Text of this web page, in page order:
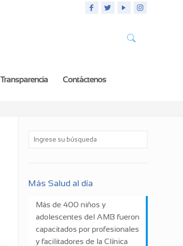
Transparencia Contáctenos
Más Salud al día
Más de 400 niños y
adolescentes del AMB fueron
capacitados por profesionales
y facilitadores de la Clínica